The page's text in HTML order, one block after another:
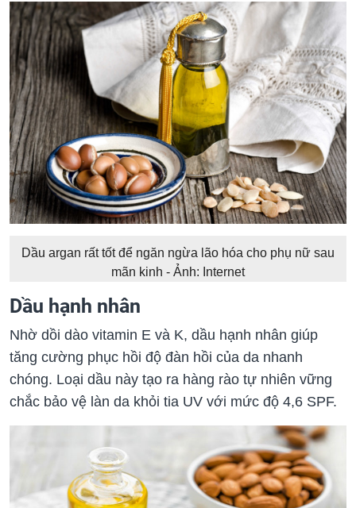
Dầu argan rất tốt để ngăn ngừa lão hóa cho phụ nữ sau
mãn kinh - Ảnh: Internet
Dầu hạnh nhân
Nhờ dồi dào vitamin E và K, dầu hạnh nhân giúp
tăng cường phục hồi độ đàn hồi của da nhanh
chóng. Loại dầu này tạo ra hàng rào tự nhiên vững
chắc bảo vệ làn da khỏi tia UV với mức độ 4,6 SPF.